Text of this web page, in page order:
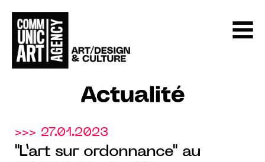
Actualité
>>> 27.01.2023
"L’art sur ordonnance" au